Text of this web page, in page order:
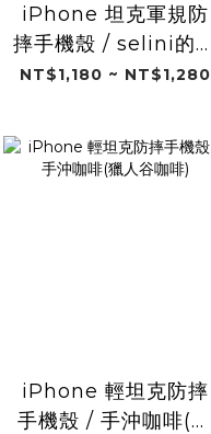
iPhone 坦克軍規防
摔手機殼 / selini的日
常(LINE FRIENDS
NT$1,180 ~ NT$1,280
iPhone 輕坦克防摔
手機殼 / 手沖咖啡(獵